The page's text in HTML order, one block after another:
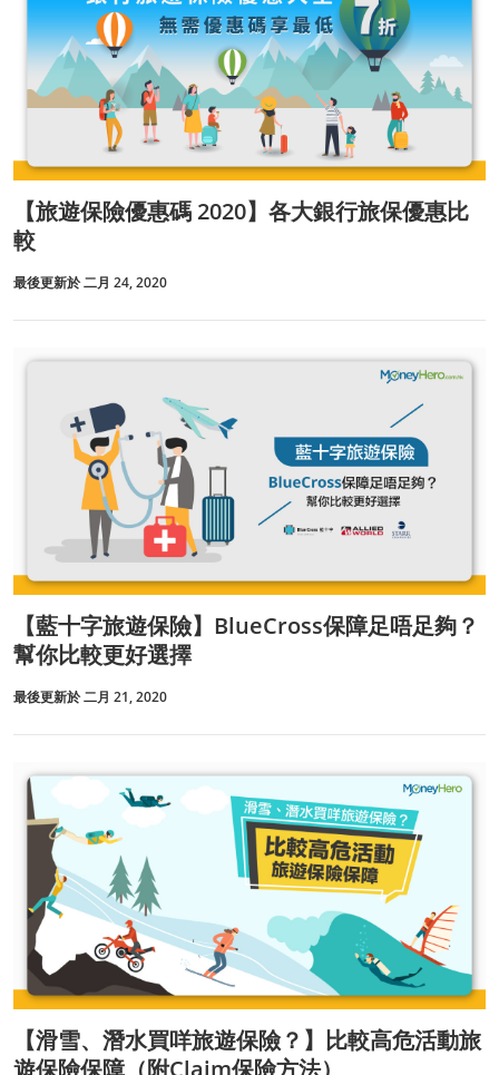
【旅遊保險優惠碼 2020】各大銀行旅保優惠比
較
最後更新於 二月 24, 2020
【藍十字旅遊保險】BlueCross保障足唔足夠？
幫你比較更好選擇
最後更新於 二月 21, 2020
【滑雪、潛水買咩旅遊保險？】比較高危活動旅